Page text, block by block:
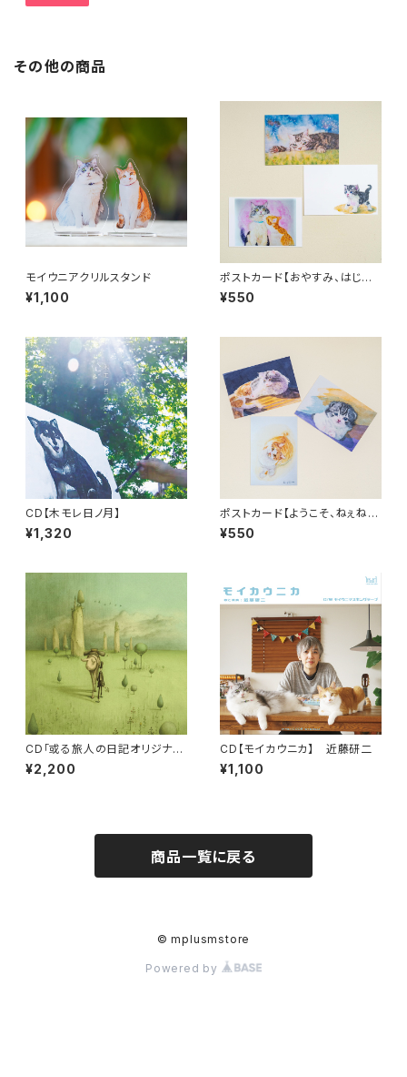
その他の商品
モイウニアクリルスタンド
¥1,100
ポストカード【おやすみ、はじめ
ての一歩、どさチュー】
¥550
CD【木モレ日ノ月】
¥1,320
ポストカード【ようこそ、ねぇね
ぇ、こねこのモイ】
¥550
CD「或る旅人の日記オリジナル
サウンドトラック」近藤研二
¥2,200
CD【モイカウニカ】 近藤研二
¥1,100
商品一覧に戻る
© mplusmstore
Powered by